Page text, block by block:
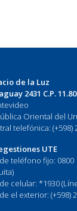
de la Luz
2431 C.P.
Oriental del
telefónica: (+598)
UTE
teléfono fijo: 0800
celular: *1930
el exterior: (+598)